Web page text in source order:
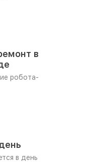
в
робота-
в день